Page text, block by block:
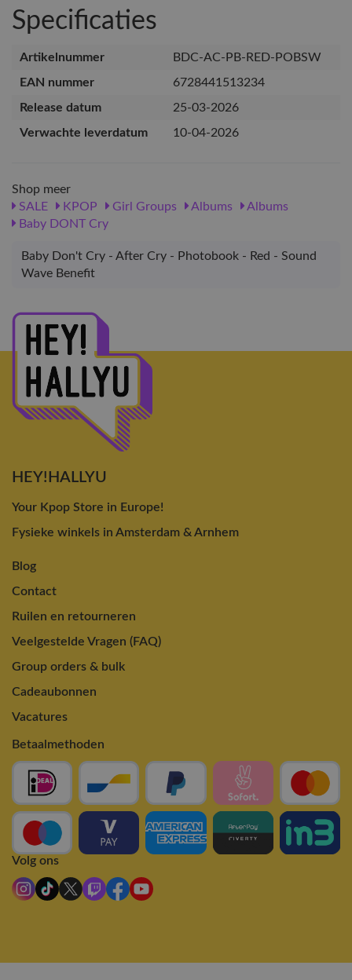
Specificaties
Artikelnummer
BDC-AC-PB-RED-POBSW
EAN nummer
6728441513234
Release datum
25-03-2026
Verwachte leverdatum
10-04-2026
Shop meer
SALE
KPOP Girl Groups Albums
Albums
Baby DONT Cry
Baby Don't Cry - After Cry - Photobook - Red - Sound
Wave Benefit
HEY!HALLYU
Your Kpop Store in Europe!
Fysieke winkels in Amsterdam & Arnhem
Blog
Contact
Ruilen en retourneren
Veelgestelde Vragen (FAQ)
Group orders & bulk
Cadeaubonnen
Vacatures
Betaalmethoden
Volg ons